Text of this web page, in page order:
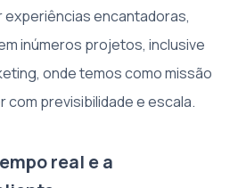
encantadoras,
inúmeros projetos, inclusive
onde temos como missão
com previsibilidade e escala.
real e a